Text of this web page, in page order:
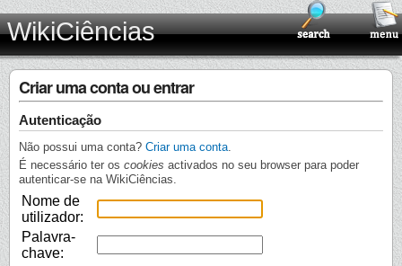
WikiCiências
Criar uma conta ou entrar
Autenticação
Não possui uma conta? Criar uma conta
É necessário ter os cookies activados no seu browser para poder
autenticar-se na WikiCiências.
Nome de
utilizador:
Palavra-
chave: